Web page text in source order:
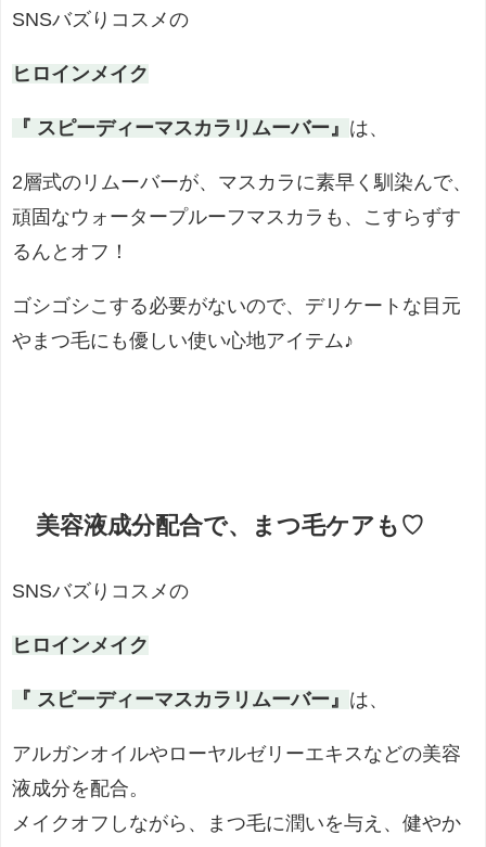
SNSバズりコスメの
ヒロインメイク
『 スピーディーマスカラリムーバー』 は、
2層式のリムーバーが、マスカラに素早く馴染んで、
頑固なウォータープルーフマスカラも、こすらずす
るんとオフ！
ゴシゴシこする必要がないので、デリケートな目元
やまつ毛にも優しい使い心地アイテム♪
美容液成分配合で、まつ毛ケアも♡
SNSバズりコスメの
ヒロインメイク
『 スピーディーマスカラリムーバー』 は、
アルガンオイルやローヤルゼリーエキスなどの美容
液成分を配合。
メイクオフしながら、まつ毛に潤いを与え、健やか